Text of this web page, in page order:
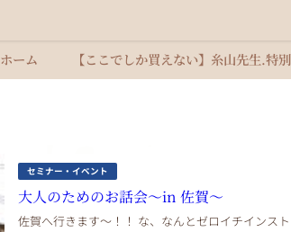
ホーム 【ここでしか買えない】糸山先生.特
セミナー・イベント
大人のためのお話会〜in 佐賀〜
佐賀へ行きます〜！！ な、なんとゼロイチインス